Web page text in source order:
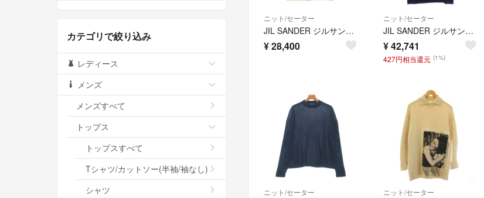
ニット/セーター
JIL SANDER ジルサンダー ニット・セーター M オレンジ 【古着】【中古】【送料無料】
¥28,400
ニット/セーター
JIL SANDER ジルサンダー 23AW SWEATER CN LS クルーネック ウールニットセーター ネイビー J23GP0003 J14532
¥42,741
427円相当還元 (1%)
ニット/セーター ニット/セーター
カテゴリで絞り込み
レディース
メンズ
メンズすべて
トップス
トップスすべて
Tシャツ/カットソー(半袖/袖なし)
シャツ